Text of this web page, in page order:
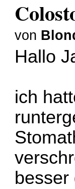
von
Hallo
ich
besser